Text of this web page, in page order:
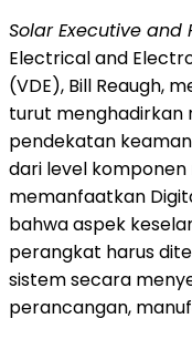
Solar Executive and
Electrical and
(VDE), Bill Reaugh,
turut menghadirkan
pendekatan
dari level
memanfaatkan
bahwa aspek
perangkat harus
sistem secara
perancangan,